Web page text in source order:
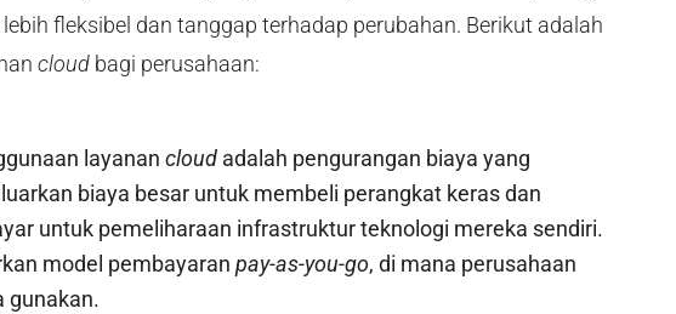
fleksibel dan tanggap terhadap perubahan. Berikut adalah
cloud bagi perusahaan:
layanan cloud adalah pengurangan biaya yang
biaya besar untuk membeli perangkat keras dan
untuk pemeliharaan infrastruktur teknologi mereka sendiri.
model pembayaran pay-as-you-go, di mana perusahaan
gunakan.